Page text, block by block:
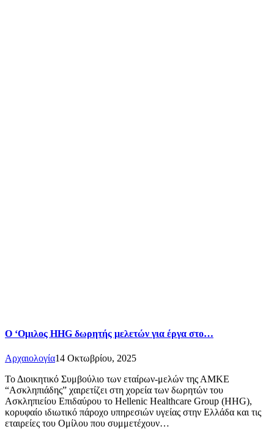
Ο ‘Ομιλος HHG δωρητής μελετών για έργα στο…
Αρχαιολογία14 Οκτωβρίου, 2025
Το Διοικητικό Συμβούλιο των εταίρων-μελών της ΑΜΚΕ
“Ασκληπιάδης” χαιρετίζει στη χορεία των δωρητών του
Ασκληπιείου Επιδαύρου το Hellenic Healthcare Group (HHG),
κορυφαίο ιδιωτικό πάροχο υπηρεσιών υγείας στην Ελλάδα και τις
εταιρείες του Ομίλου που συμμετέχουν…